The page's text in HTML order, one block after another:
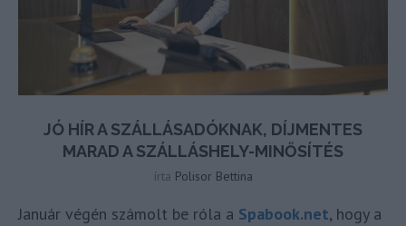
JÓ HÍR A SZÁLLÁSADÓKNAK, DÍJMENTES
MARAD A SZÁLLÁSHELY-MINŐSÍTÉS
írta Polisor Bettina
Január végén számolt be róla a Spabook.net, hogy a